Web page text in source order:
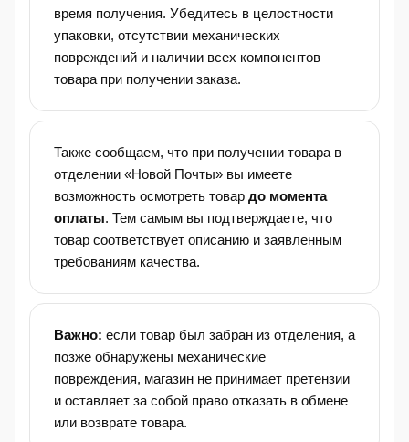
время получения. Убедитесь в целостности
упаковки, отсутствии механических
повреждений и наличии всех компонентов
товара при получении заказа.
Также сообщаем, что при получении товара в
отделении «Новой Почты» вы имеете
возможность осмотреть товар до момента
оплаты. Тем самым вы подтверждаете, что
товар соответствует описанию и заявленным
требованиям качества.
Важно: если товар был забран из отделения, а
позже обнаружены механические
повреждения, магазин не принимает претензии
и оставляет за собой право отказать в обмене
или возврате товара.